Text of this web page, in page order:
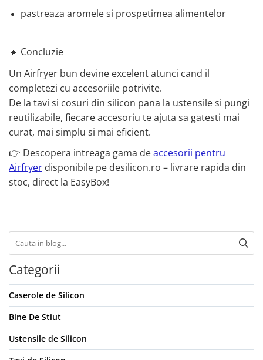
pastreaza aromele si prospetimea alimentelor
🔹 Concluzie
Un Airfryer bun devine excelent atunci cand il
completezi cu accesoriile potrivite.
De la tavi si cosuri din silicon pana la ustensile si pungi
reutilizabile, fiecare accesoriu te ajuta sa gatesti mai
curat, mai simplu si mai eficient.
👉 Descopera intreaga gama deaccesorii pentru
Airfryer disponibile pe desilicon.ro – livrare rapida din
stoc, direct la EasyBox!
Categorii
Caserole de Silicon
Bine De Stiut
Ustensile de Silicon